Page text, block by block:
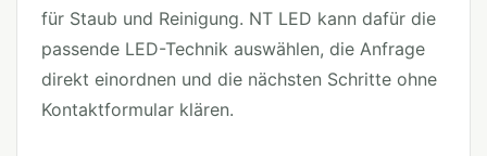
für Staub und Reinigung. NT LED kann dafür die
passende LED-Technik auswählen, die Anfrage
direkt einordnen und die nächsten Schritte ohne
Kontaktformular klären.